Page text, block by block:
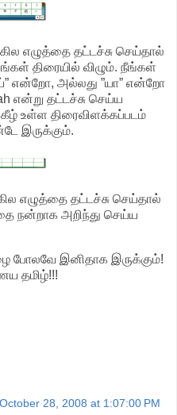
எழுத்தை தட்டச்சு செய்தால்
திரையில் விழும். நீங்கள்
என்றோ, அல்லது ”யா” என்றோ
என்று தட்டச்சு செய்ய
உள்ள திரைவிளக்கப்படம்
இருக்கும்.
எழுத்தை தட்டச்சு செய்தால்
நன்றாக அறிந்து செய்ய
போலவே இனிதாக இருக்கும்!
தமிழ்!!!
28, 2008 at 1:07:00 PM